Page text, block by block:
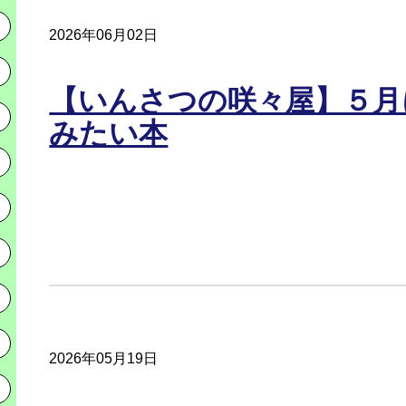
2026年06月02日
【いんさつの咲々屋】５
みたい本
2026年05月19日